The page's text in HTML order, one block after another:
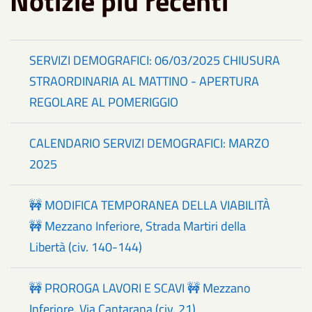
SERVIZI DEMOGRAFICI: 06/03/2025 CHIUSURA
STRAORDINARIA AL MATTINO - APERTURA
REGOLARE AL POMERIGGIO
CALENDARIO SERVIZI DEMOGRAFICI: MARZO
2025
🚧 MODIFICA TEMPORANEA DELLA VIABILITÀ
🚧 Mezzano Inferiore, Strada Martiri della
Libertà (civ. 140-144)
🚧 PROROGA LAVORI E SCAVI 🚧 Mezzano